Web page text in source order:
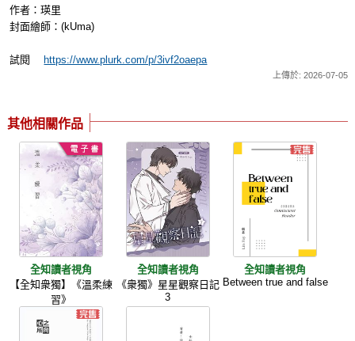
作者：瑛里
封面繪師：(kUma)
試閱 https://www.plurk.com/p/3ivf2oaepa
上傳於: 2026-07-05
其他相關作品
全知讀者視角
【全知衆獨】《溫柔練
習》
全知讀者視角
《衆獨》星星觀察日記
3
全知讀者視角
Between true and false